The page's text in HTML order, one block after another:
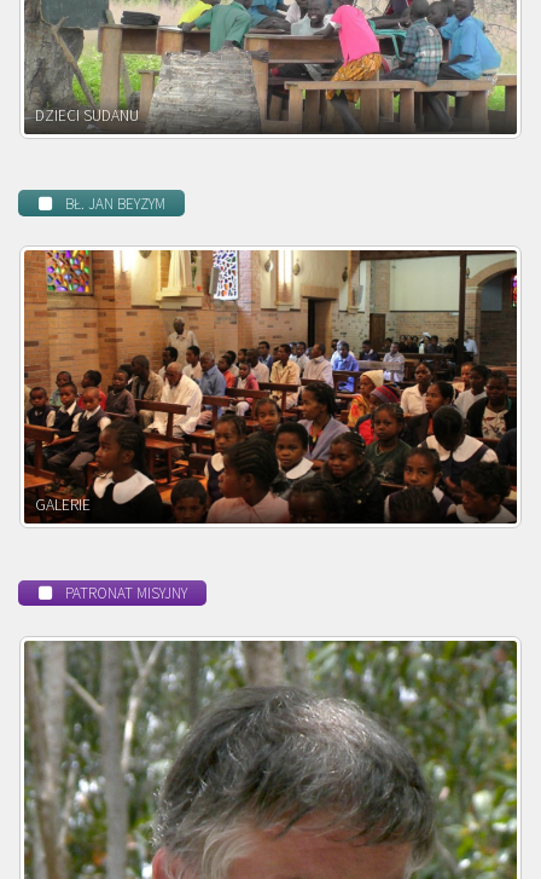
DZIECI ZAMBII
BŁ. JAN BEYZYM
POWOŁANIE MISYJNE
PATRONAT MISYJNY